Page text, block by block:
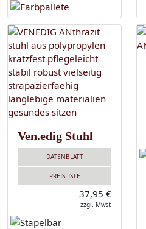
Ven.edig Stuhl
DATENBLATT
PREISLISTE
37,95 €
zzgl. Mwst